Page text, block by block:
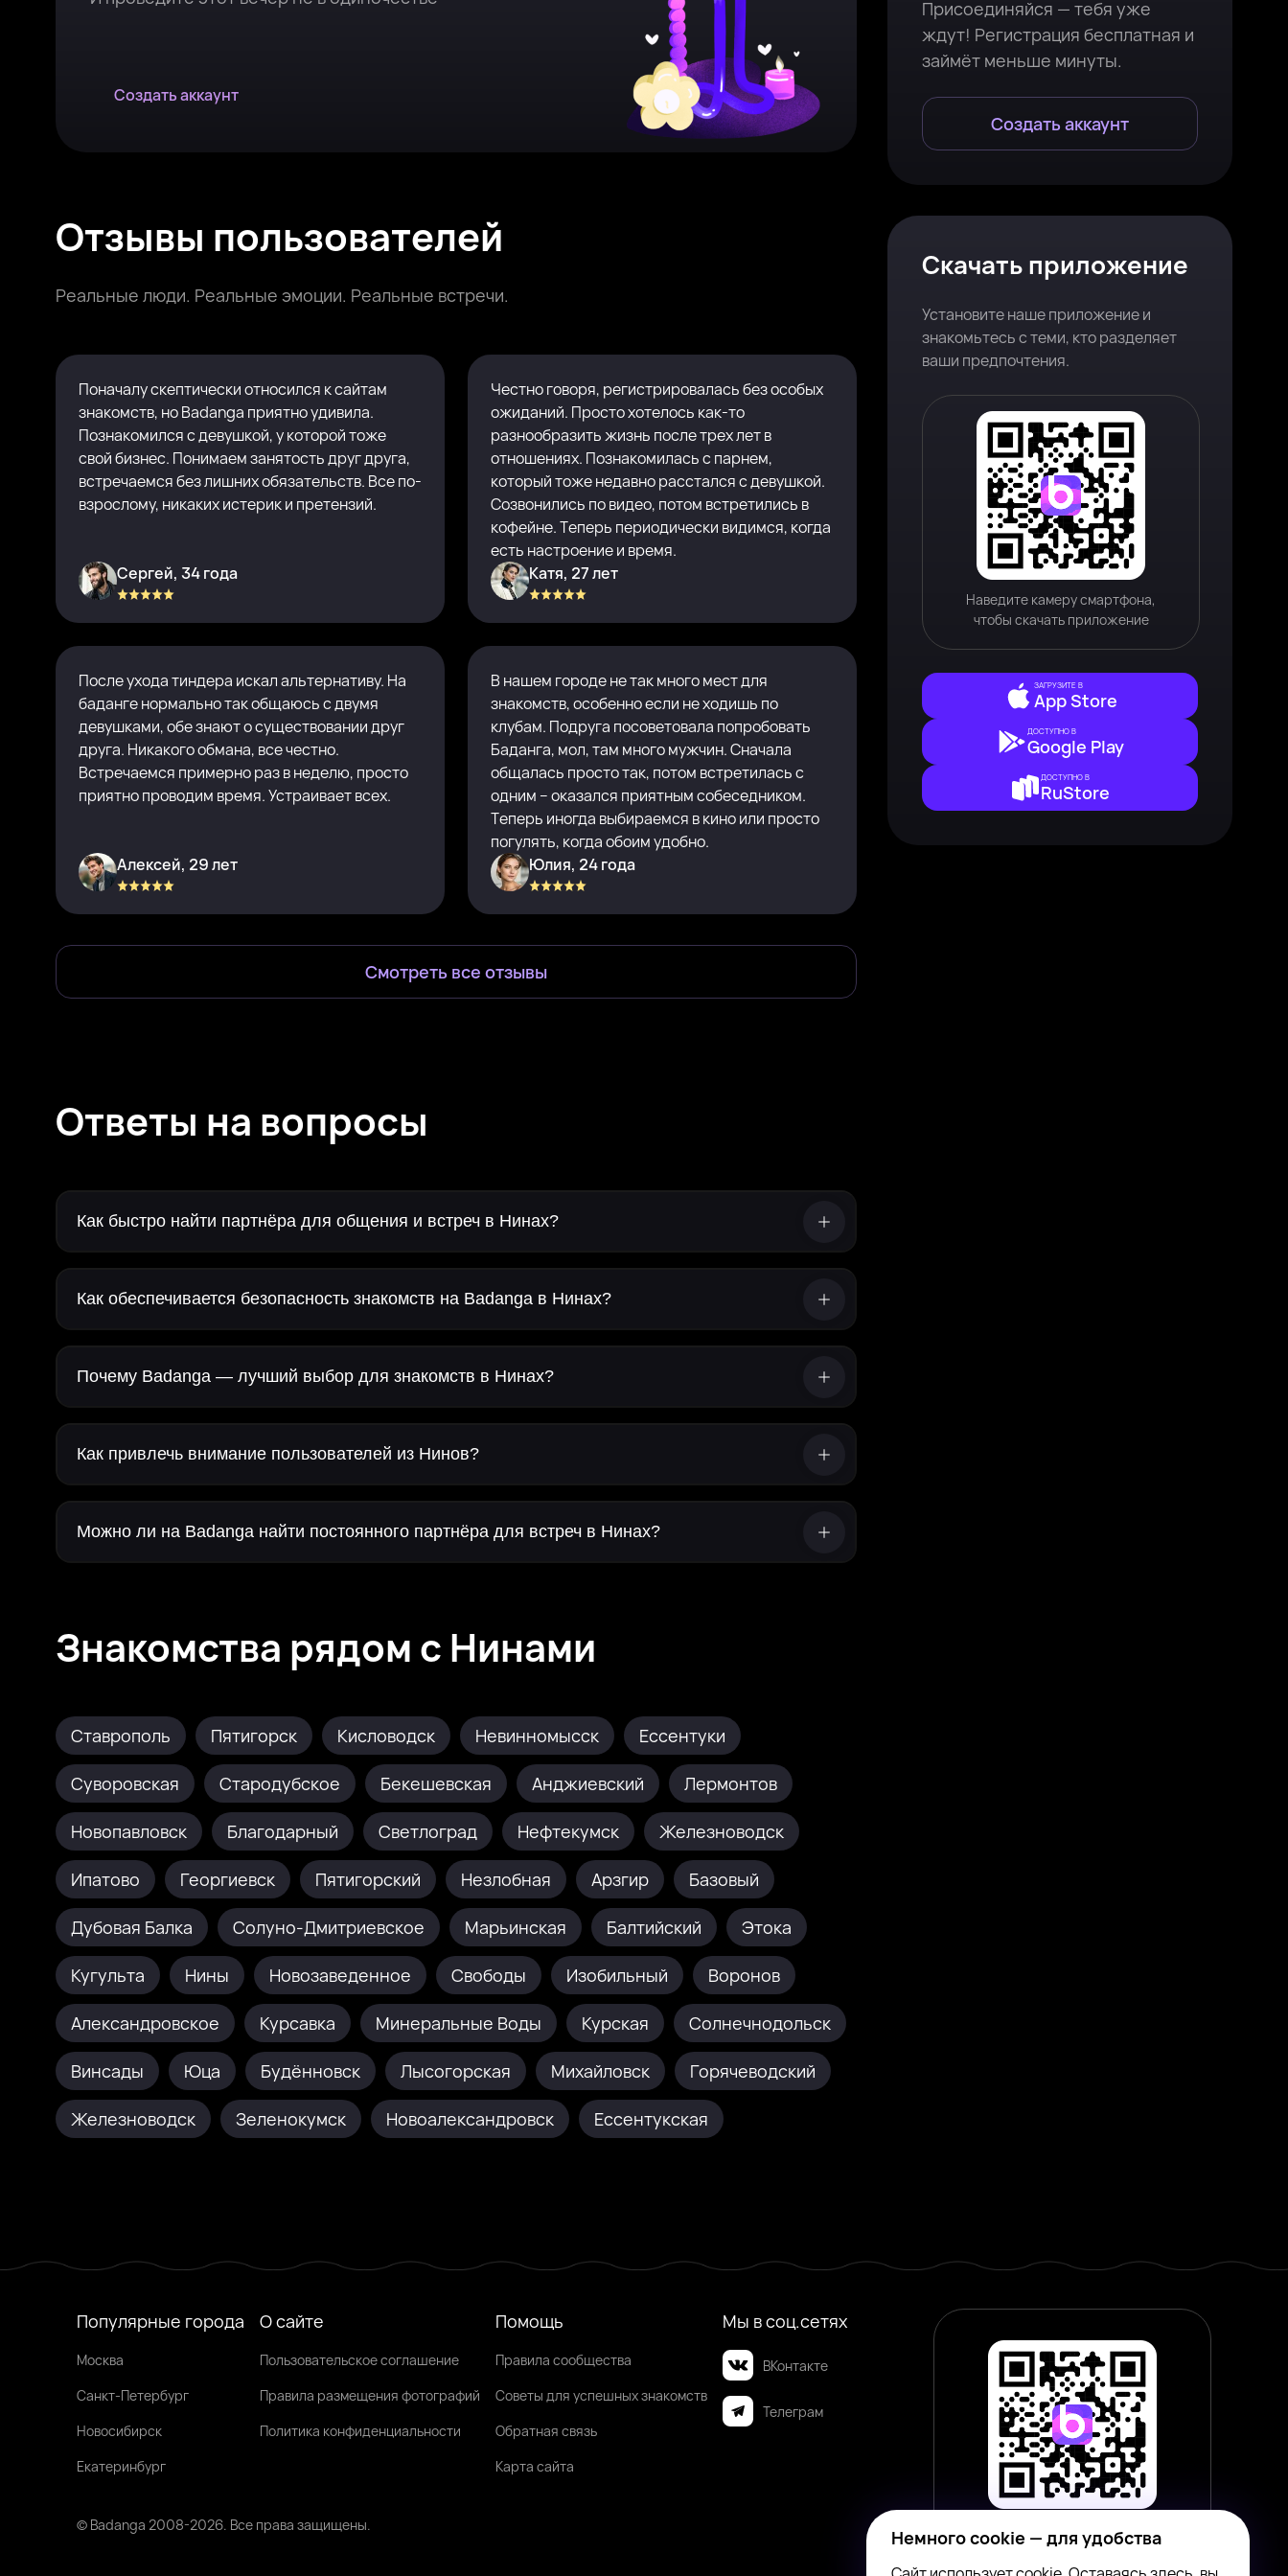
Создать аккаунт
Отзывы пользователей
Реальные люди. Реальные эмоции. Реальные встречи.
Поначалу скептически относился к сайтам
знакомств, но Badanga приятно удивила.
Познакомился с девушкой, у которой тоже
свой бизнес. Понимаем занятость друг друга,
встречаемся без лишних обязательств. Все по-
взрослому, никаких истерик и претензий.
Сергей, 34 года
Честно говоря, регистрировалась без особых
ожиданий. Просто хотелось как-то
разнообразить жизнь после трех лет в
отношениях. Познакомилась с парнем,
который тоже недавно расстался с девушкой.
Созвонились по видео, потом встретились в
кофейне. Теперь периодически видимся, когда
есть настроение и время.
Катя, 27 лет
После ухода тиндера искал альтернативу. На
баданге нормально так общаюсь с двумя
девушками, обе знают о существовании друг
друга. Никакого обмана, все честно.
Встречаемся примерно раз в неделю, просто
приятно проводим время. Устраивает всех.
Алексей, 29 лет
В нашем городе не так много мест для
знакомств, особенно если не ходишь по
клубам. Подруга посоветовала попробовать
Баданга, мол, там много мужчин. Сначала
общалась просто так, потом встретилась с
одним – оказался приятным собеседником.
Теперь иногда выбираемся в кино или просто
погулять, когда обоим удобно.
Юлия, 24 года
Смотреть все отзывы
Ответы на вопросы
Как быстро найти партнёра для общения и встреч в Нинах?
Как обеспечивается безопасность знакомств на Badanga в Нинах?
Почему Badanga — лучший выбор для знакомств в Нинах?
Как привлечь внимание пользователей из Нинов?
Можно ли на Badanga найти постоянного партнёра для встреч в Нинах?
Знакомства рядом с Нинами
Ставрополь Пятигорск Кисловодск Невинномысск Ессентуки
Суворовская Стародубское Бекешевская Анджиевский Лермонтов
Новопавловск Благодарный Светлоград Нефтекумск Железноводск
Ипатово Георгиевск Пятигорский Незлобная Арзгир Базовый
Дубовая Балка Солуно-Дмитриевское Марьинская Балтийский Этока
Кугульта Нины Новозаведенное Свободы Изобильный Воронов
Александровское Курсавка Минеральные Воды Курская Солнечнодольск
Винсады Юца Будённовск Лысогорская Михайловск Горячеводский
Железноводск Зеленокумск Новоалександровск Ессентукская
Присоединяйся — тебя уже
ждут! Регистрация бесплатная и
займёт меньше минуты.
Создать аккаунт
Скачать приложение
Установите наше приложение и
знакомьтесь с теми, кто разделяет
ваши предпочтения.
Наведите камеру смартфона,
чтобы скачать приложение
ЗАГРУЗИТЕ В
App Store
ДОСТУПНО В
Google Play
ДОСТУПНО В
RuStore
Популярные города
Москва
Санкт-Петербург
Новосибирск
Екатеринбург
О сайте
Пользовательское соглашение
Правила размещения фотографий
Политика конфиденциальности
Помощь
Правила сообщества
Советы для успешных знакомств
Обратная связь
Карта сайта
Мы в соц.сетях
ВКонтакте
Телеграм
© Badanga 2008-2026. Все права защищены.
Наведите камеру смартфона,
Немного cookie — для удобства